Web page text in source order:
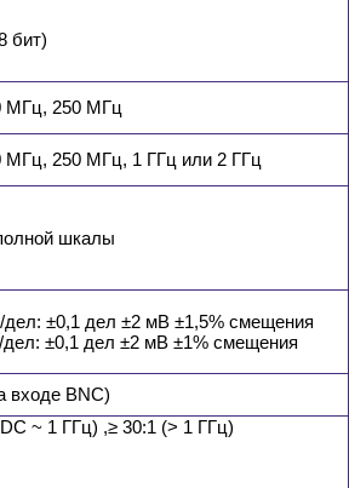
бит)
МГц, 250 МГц
МГц, 250 МГц, 1 ГГц или 2 ГГц
шкалы
±0,1 дел ±2 мВ ±1,5% смещения
±0,1 дел ±2 мВ ±1% смещения
входе BNC)
~ 1 ГГц) ,≥ 30:1 (> 1 ГГц)